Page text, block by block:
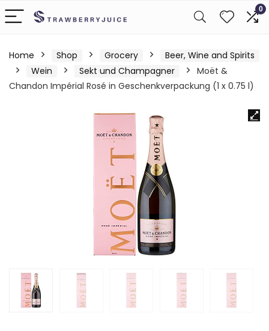
0
Home Shop Grocery
Beer, Wine and Spirits
Wein
Sekt und Champagner
Moët &
Chandon Impérial Rosé in Geschenkverpackung (1 x 0.75 l)